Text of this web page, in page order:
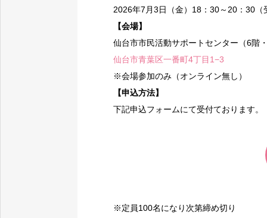
2026年7月3日（金）18：30～20：30
【会場】
仙台市市民活動サポートセンター（6階
仙台市青葉区一番町4丁目1−3
※会場参加のみ（オンライン無し）
【申込方法】
下記申込フォームにて受付ております。
※定員100名になり次第締め切り